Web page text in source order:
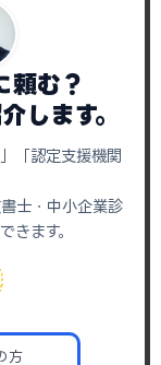
頼む？
します。
「認定支援機関
士・中小企業診
きます。
方